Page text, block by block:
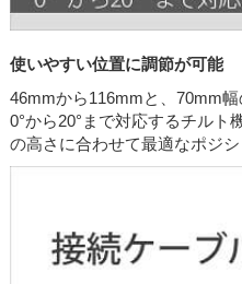
使いやすい位置に調節が可能
46mmから116mmと、70mm
0°から20°まで対応するチルト
の高さに合わせて最適なポジ